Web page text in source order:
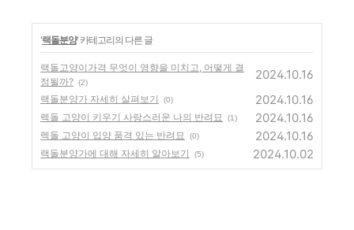
'랙돌분양' 카테고리의 다른 글
랙돌고양이가격 무엇이 영향을 미치고, 어떻게 결
정될까? (2)
2024.10.16
랙돌분양가 자세히 살펴보기 (0) 2024.10.16
렉돌 고양이 키우기 사랑스러운 나의 반려묘 (1) 2024.10.16
렉돌 고양이 입양 품격 있는 반려묘 (0) 2024.10.16
랙돌분양가에 대해 자세히 알아보기 (5) 2024.10.02